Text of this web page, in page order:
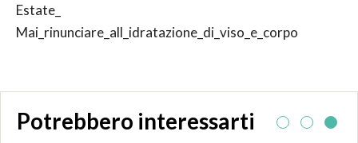
Estate_
Mai_rinunciare_all_idratazione_di_viso_e_corpo
Potrebbero interessarti